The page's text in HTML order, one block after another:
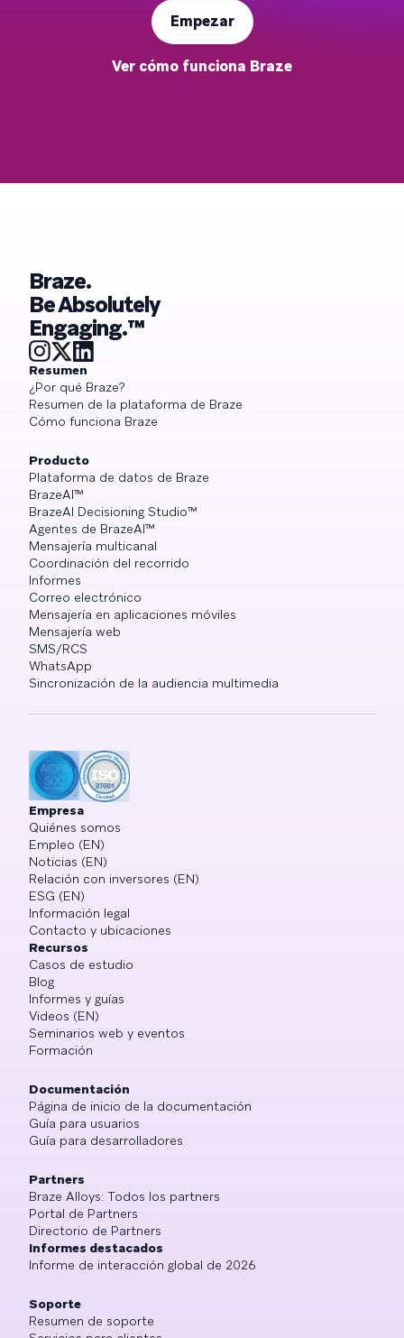
Empezar
Ver cómo funciona Braze
Braze.
Be Absolutely
Engaging.™
Resumen
¿Por qué Braze?
Resumen de la plataforma de Braze
Cómo funciona Braze
Producto
Plataforma de datos de Braze
BrazeAI™
BrazeAI Decisioning Studio™
Agentes de BrazeAI™
Mensajería multicanal
Coordinación del recorrido
Informes
Correo electrónico
Mensajería en aplicaciones móviles
Mensajería web
SMS/RCS
WhatsApp
Sincronización de la audiencia multimedia
Empresa
Quiénes somos
Empleo (EN)
Noticias (EN)
Relación con inversores (EN)
ESG (EN)
Información legal
Contacto y ubicaciones
Recursos
Casos de estudio
Blog
Informes y guías
Videos (EN)
Seminarios web y eventos
Formación
Documentación
Página de inicio de la documentación
Guía para usuarios
Guía para desarrolladores
Partners
Braze Alloys: Todos los partners
Portal de Partners
Directorio de Partners
Informes destacados
Informe de interacción global de 2026
Soporte
Resumen de soporte